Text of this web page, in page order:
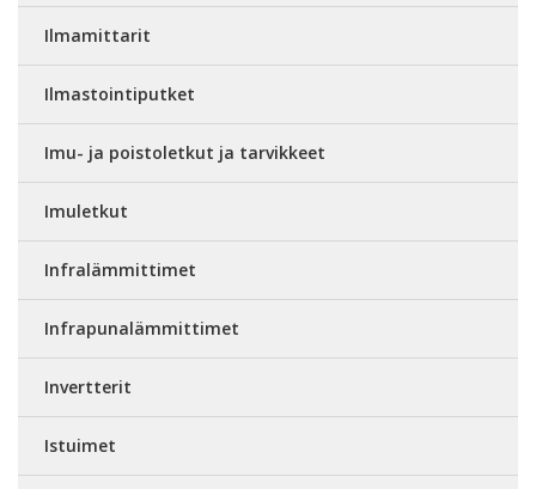
Ilmamittarit
Ilmastointiputket
Imu- ja poistoletkut ja tarvikkeet
Imuletkut
Infralämmittimet
Infrapunalämmittimet
Invertterit
Istuimet